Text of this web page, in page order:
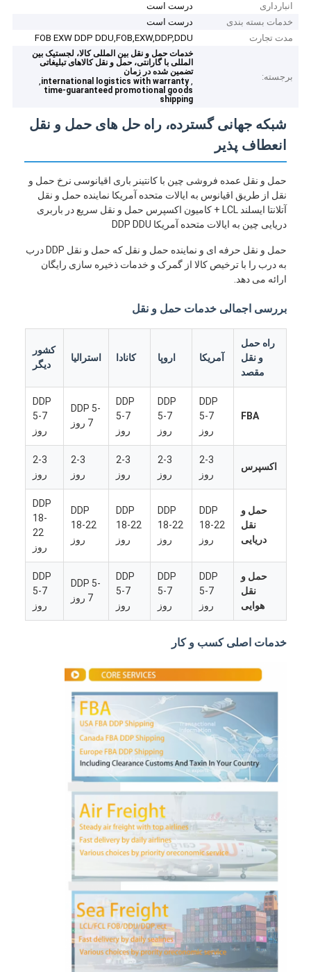
محصولات
دربارهی ما
کارخانه تور
تماس با ما
حالا حرف بزن
حمل و نقل بین المللی
حمل و نقل حمل و نقل هوایی
انبارداری
درست است
خدمات بسته بندی
درست است
مدت تجارت
FOB EXW DDP DDU,FOB,EXW,DDP,DDU
برجسته:
خدمات حمل و نقل بین المللی کالا، لجستیک بین
المللی با گارانتی، حمل و نقل کالاهای تبلیغاتی
تضمین شده در زمان
,
international logistics with warranty
,
time-guaranteed promotional goods
shipping
شبکه جهانی گسترده، راه حل های حمل و نقل
انعطاف پذیر
حمل و نقل عمده فروشی چین با کانتینر باری اقیانوسی نرخ حمل و
نقل از طریق اقیانوس به ایالات متحده آمریکا نماینده حمل و نقل
آتلانتا ایسلند LCL + کامیون اکسپرس حمل و نقل سریع در باربری
دریایی چین به ایالات متحده آمریکا DDP DDU
حمل و نقل حرفه ای و نماینده حمل و نقل که حمل و نقل DDP درب
به درب را با ترخیص کالا از گمرک و خدمات ذخیره سازی رایگان
ارائه می دهد.
بررسی اجمالی خدمات حمل و نقل
راه حمل
و نقل
مقصد
آمریکا اروپا کانادا استرالیا
کشور
دیگر
FBA
DDP
5-7
روز
DDP
5-7
روز
DDP
5-7
روز
DDP 5-
7 روز
DDP
5-7
روز
اکسپرس
2-3
روز
2-3
روز
2-3
روز
2-3
روز
2-3
روز
حمل و
نقل
دریایی
DDP
18-22
روز
DDP
18-22
روز
DDP
18-22
روز
DDP
18-22
روز
DDP
18-
22
روز
حمل و
نقل
هوایی
DDP
5-7
روز
DDP
5-7
روز
DDP
5-7
روز
DDP 5-
7 روز
DDP
5-7
روز
خدمات اصلی کسب و کار